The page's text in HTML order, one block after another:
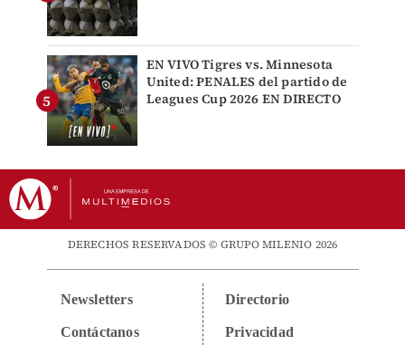
EN VIVO Tigres vs. Minnesota
United: PENALES del partido de
Leagues Cup 2026 EN DIRECTO
DERECHOS RESERVADOS © GRUPO MILENIO 2026
Newsletters
Contáctanos
Directorio
Privacidad